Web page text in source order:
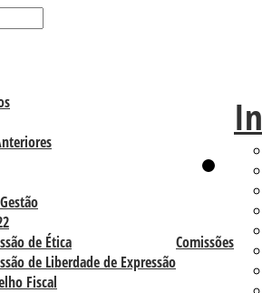
Comissões
de Ética
de Liberdade de Expressão
Fiscal